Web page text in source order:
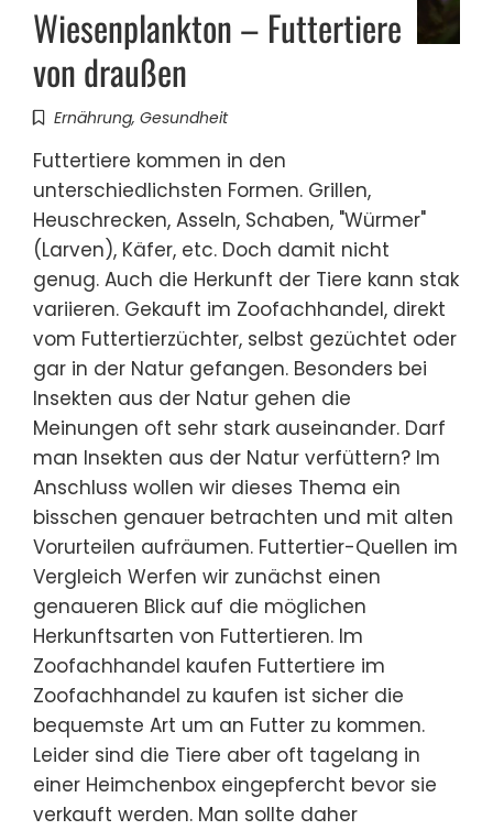
Wiesenplankton – Futtertiere
von draußen
Ernährung, Gesundheit
Futtertiere kommen in den
unterschiedlichsten Formen. Grillen,
Heuschrecken, Asseln, Schaben, "Würmer"
(Larven), Käfer, etc. Doch damit nicht
genug. Auch die Herkunft der Tiere kann stak
variieren. Gekauft im Zoofachhandel, direkt
vom Futtertierzüchter, selbst gezüchtet oder
gar in der Natur gefangen. Besonders bei
Insekten aus der Natur gehen die
Meinungen oft sehr stark auseinander. Darf
man Insekten aus der Natur verfüttern? Im
Anschluss wollen wir dieses Thema ein
bisschen genauer betrachten und mit alten
Vorurteilen aufräumen. Futtertier-Quellen im
Vergleich Werfen wir zunächst einen
genaueren Blick auf die möglichen
Herkunftsarten von Futtertieren. Im
Zoofachhandel kaufen Futtertiere im
Zoofachhandel zu kaufen ist sicher die
bequemste Art um an Futter zu kommen.
Leider sind die Tiere aber oft tagelang in
einer Heimchenbox eingepfercht bevor sie
verkauft werden. Man sollte daher